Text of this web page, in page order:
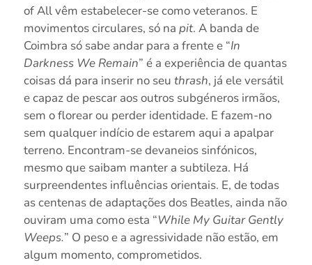
of All vêm estabelecer-se como veteranos. E
movimentos circulares, só na pit. A banda de
Coimbra só sabe andar para a frente e “In
Darkness We Remain” é a experiência de quantas
coisas dá para inserir no seu thrash, já ele versátil
e capaz de pescar aos outros subgéneros irmãos,
sem o florear ou perder identidade. E fazem-no
sem qualquer indício de estarem aqui a apalpar
terreno. Encontram-se devaneios sinfónicos,
mesmo que saibam manter a subtileza. Há
surpreendentes influências orientais. E, de todas
as centenas de adaptações dos Beatles, ainda não
ouviram uma como esta “While My Guitar Gently
Weeps.” O peso e a agressividade não estão, em
algum momento, comprometidos.